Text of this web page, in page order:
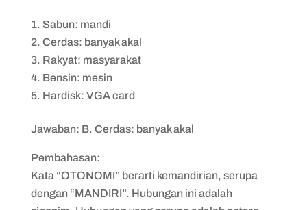
Sabun: mandi
Cerdas: banyak akal
Rakyat: masyarakat
Bensin: mesin
Hardisk: VGA card
Jawaban: B. Cerdas: banyak akal
Pembahasan:
Kata “OTONOMI” berarti kemandirian, serupa
dengan “MANDIRI”. Hubungan ini adalah